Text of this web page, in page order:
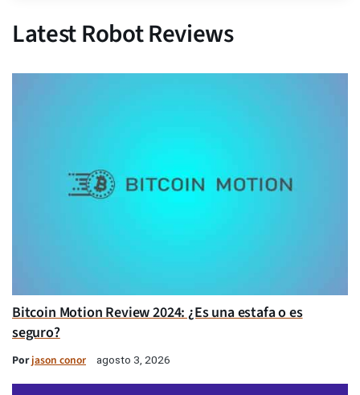
Latest Robot Reviews
Bitcoin Motion Review 2024: ¿Es una estafa o es
seguro?
Porjason conor agosto 3, 2026